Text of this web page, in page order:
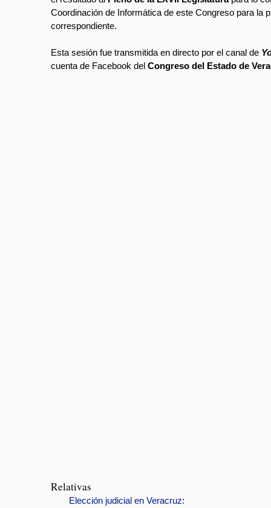
Coordinación de Informática de este Congreso para la
correspondiente.
Esta sesión fue transmitida en directo por el canal de
cuenta de Facebook del Congreso del Estado de
Relativas
Elección judicial en Veracruz: